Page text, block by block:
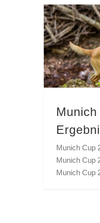
Munich Cup
Munich Cup
Munich Cup